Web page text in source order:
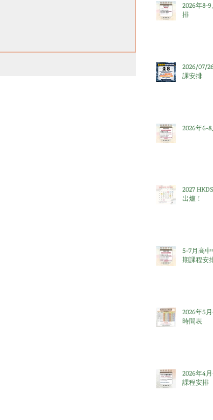
2026年8-
排
2026/07/
課安排
2026年6-
2027
出爐！
5-7月高中
期課程安
2026年5
時間表
2026年4
課程安排